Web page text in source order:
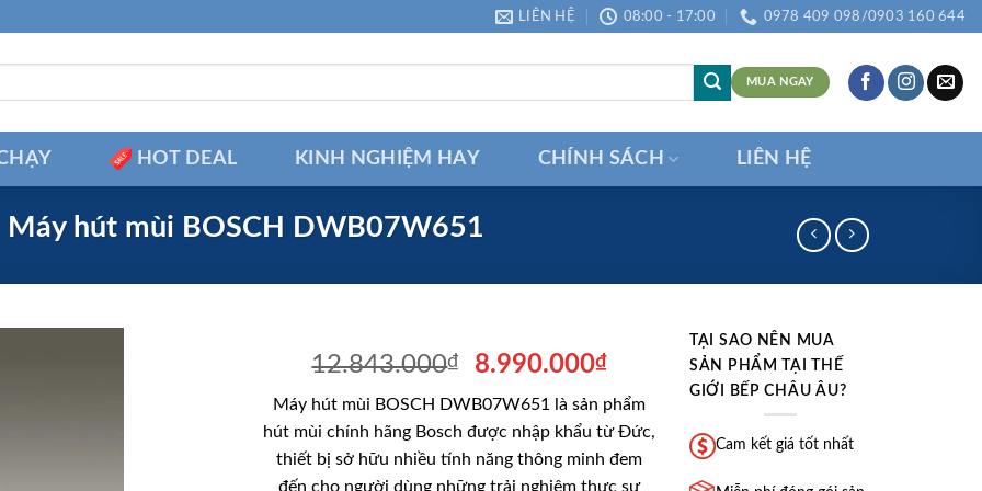
LIÊN HỆ 08:00 - 17:00 0978 409 098/0903 160 644
MUA NGAY
HOT DEAL KINH NGHIỆM HAY CHÍNH SÁCH LIÊN HỆ
Máy hút mùi BOSCH DWB07W651
12.843.000₫
Giá
là:
12.843.000₫.
8.990.000₫Giá
hiện
tại
là:
8.990.000₫.
Máy hút mùi BOSCH DWB07W651 là sản phẩm
hút mùi chính hãng Bosch được nhập khẩu từ Đức,
thiết bị sở hữu nhiều tính năng thông minh đem
đến cho người dùng những trải nghiệm thực sự
TẠI SAO NÊN MUA
SẢN PHẨM TẠI THẾ
GIỚI BẾP CHÂU ÂU?
Cam kết giá tốt nhất